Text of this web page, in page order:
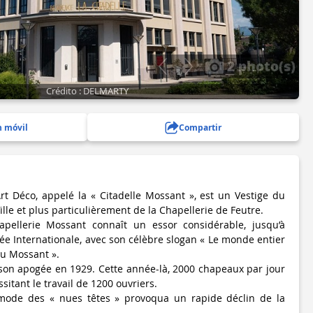
2 photo(s)
Crédito : DELMARTY
móvil Compartir
Déco, appelé la « Citadelle Mossant », est un Vestige du
et plus particulièrement de la Chapellerie de Feutre.
Mossant connaît un essor considérable, jusqu’à
Internationale, avec son célèbre slogan « Le monde entier
Mossant ».
apogée en 1929. Cette année-là, 2000 chapeaux par jour
le travail de 1200 ouvriers.
des « nues têtes » provoqua un rapide déclin de la